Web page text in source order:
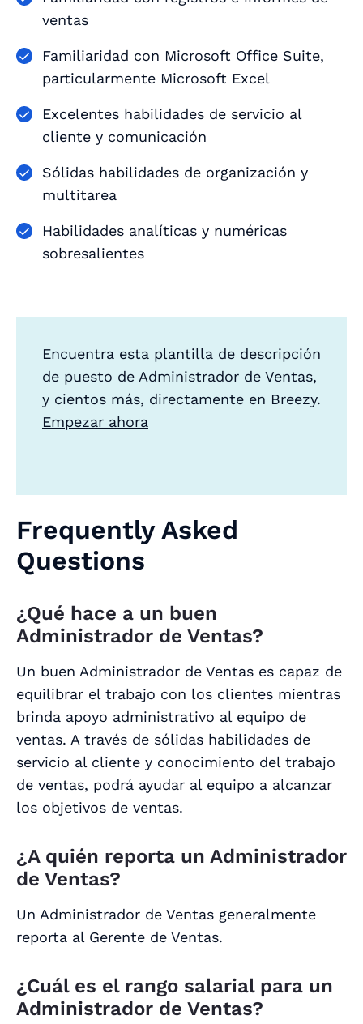
ventas
Familiaridad con Microsoft Office Suite,
particularmente Microsoft Excel
Excelentes habilidades de servicio al
cliente y comunicación
Sólidas habilidades de organización y
multitarea
Habilidades analíticas y numéricas
sobresalientes
Encuentra esta plantilla de descripción
de puesto de Administrador de Ventas,
y cientos más, directamente en Breezy.
Empezar ahora
Frequently Asked
Questions
¿Qué hace a un buen
Administrador de Ventas?
Un buen Administrador de Ventas es capaz de
equilibrar el trabajo con los clientes mientras
brinda apoyo administrativo al equipo de
ventas. A través de sólidas habilidades de
servicio al cliente y conocimiento del trabajo
de ventas, podrá ayudar al equipo a alcanzar
los objetivos de ventas.
¿A quién reporta un Administrador
de Ventas?
Un Administrador de Ventas generalmente
reporta al Gerente de Ventas.
¿Cuál es el rango salarial para un
Administrador de Ventas?